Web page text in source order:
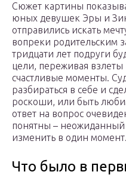
Сюжет картины
юных девушек Эры и
отправились искать
вопреки родительским
тридцати лет подруги
цели, переживая
счастливые моменты.
разбираться в себе и
роскоши, или быть
ответ на вопрос
понятны – неожиданный
изменить в один момент.
Что было в